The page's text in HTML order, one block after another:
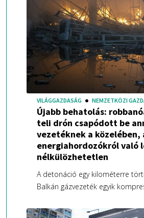
VILÁGGAZDASÁG NEMZETKÖZI
Újabb behatolás:
teli drón csapódott be
vezetéknek a közelében,
energiahordozókról való
nélkülözhetetlen
A detonáció egy kilométerre
Balkán gázvezeték egyik